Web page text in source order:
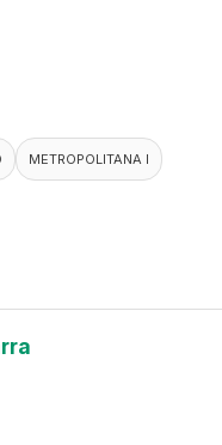
METROPOLITANA I